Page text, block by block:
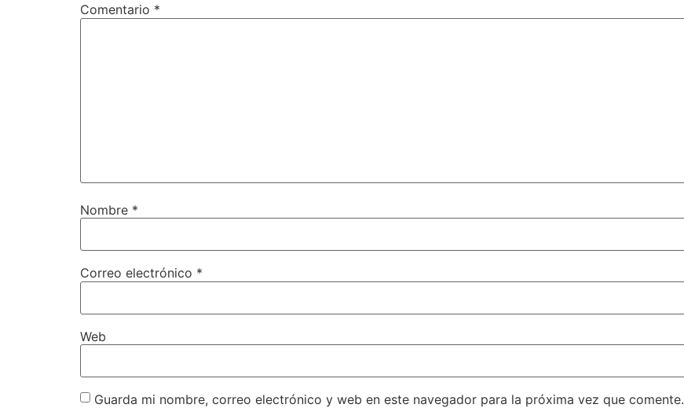
Comentario *
Nombre *
Correo electrónico *
Web
Guarda mi nombre, correo electrónico y web en este navegador para la próxima vez que comente.